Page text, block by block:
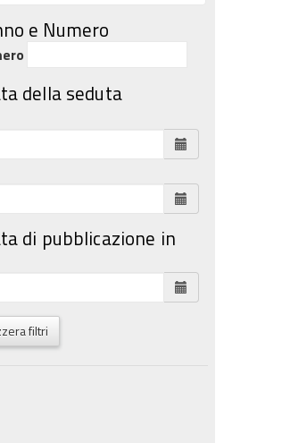
e Numero
della seduta
di pubblicazione in
filtri